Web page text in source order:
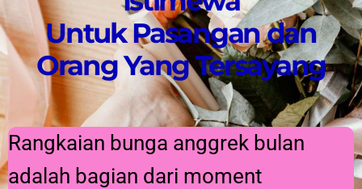
Untuk Pasangan dan
Orang Yang Tersayang
Rangkaian bunga anggrek bulan
adalah bagian dari moment